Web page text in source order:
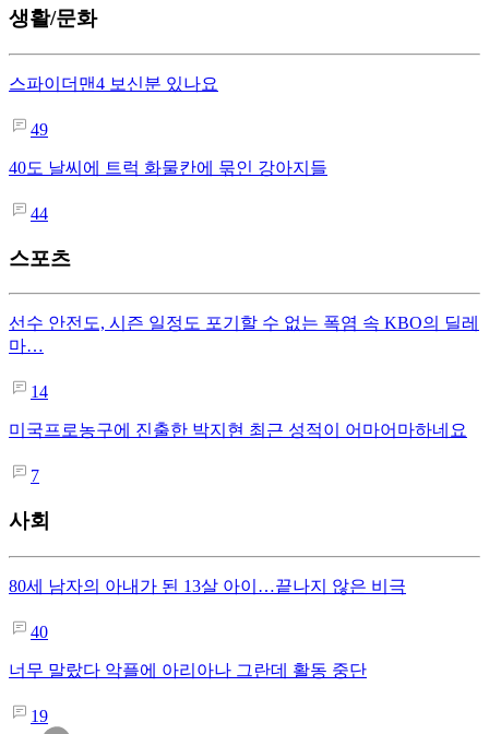
생활/문화
스파이더맨4 보신분 있나요
49
40도 날씨에 트럭 화물칸에 묶인 강아지들
44
스포츠
선수 안전도, 시즌 일정도 포기할 수 없는 폭염 속 KBO의 딜레
마…
14
미국프로농구에 진출한 박지현 최근 성적이 어마어마하네요
7
사회
80세 남자의 아내가 된 13살 아이…끝나지 않은 비극
40
너무 말랐다 악플에 아리아나 그란데 활동 중단
19